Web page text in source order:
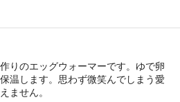
りのエッグウォーマーです。ゆで卵
温します。思わず微笑んでしまう愛
ません。